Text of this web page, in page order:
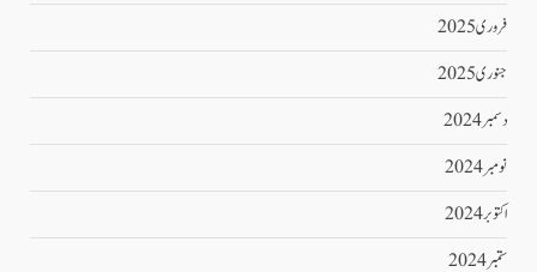
فروری 2025
جنوری 2025
دسمبر 2024
نومبر 2024
اکتوبر 2024
ستمبر 2024